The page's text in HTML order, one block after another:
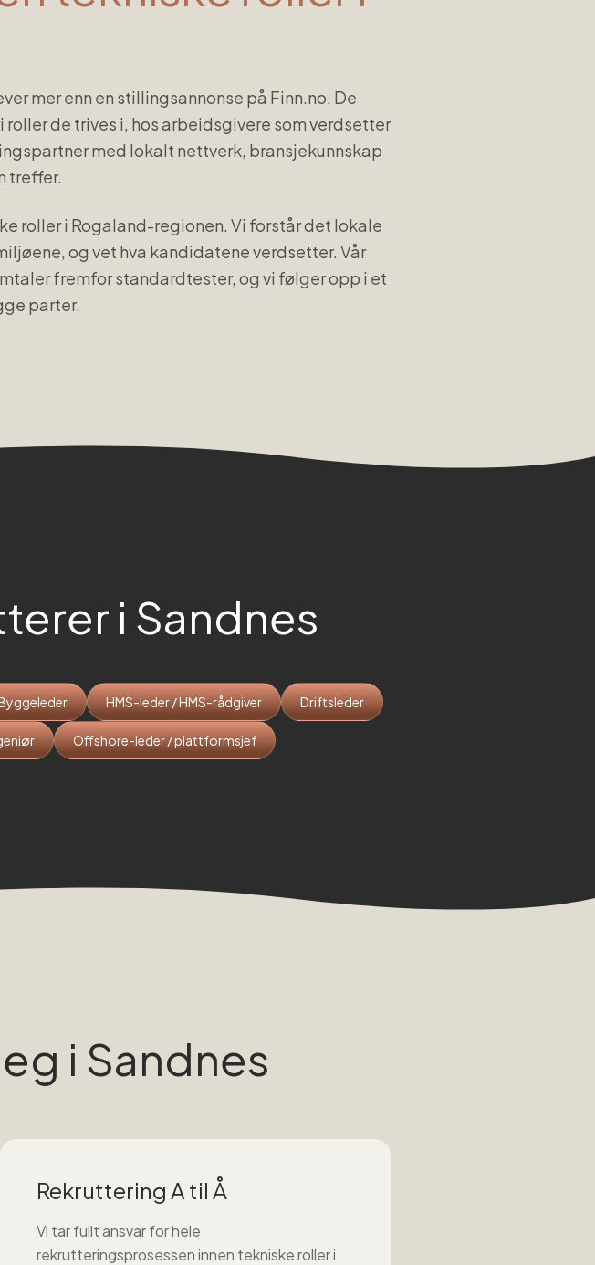
mer enn en stillingsannonse på Finn.no. De
de trives i, hos arbeidsgivere som verdsetter
med lokalt nettverk, bransjekunnskap
treffer.
rolleri Rogaland-regionen. Vi forstår det lokale
og vet hva kandidatene verdsetter. Vår
fremfor standardtester, og vi følger opp i et
parter.
i Sandnes
HMS-leder / HMS-rådgiver Driftsleder
Offshore-leder / plattformsjef
i Sandnes
Rekruttering A til Å
Vi tar fullt ansvar for hele
rekrutteringsprosessen innen tekniske rolleri